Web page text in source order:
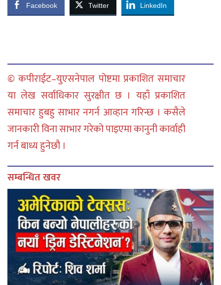
Facebook Twitter LinkedIn
© कपीराईट–युएसनेपाल पोष्टमा प्रकाशित समाचार
या लेख सर्वाधिकार सुरक्षीत छ । यहाँ प्रकाशित
समाचार हुबहु साभार नगर्न आव्हान गरिन्छ । कसैले
जानकारी विना साभार गरेको पाइएमा कानुनी कार्वाही
गर्न बाध्य हुनेछौ ।
सम्बन्धित खवर